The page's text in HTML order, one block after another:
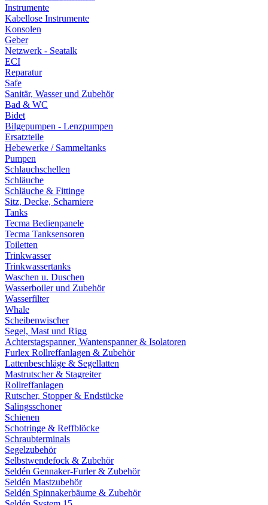
Instrumente
Kabellose Instrumente
Konsolen
Geber
Netzwerk - Seatalk
ECI
Reparatur
Safe
Sanitär, Wasser und Zubehör
Bad & WC
Bidet
Bilgepumpen - Lenzpumpen
Ersatzteile
Hebewerke / Sammeltanks
Pumpen
Schlauchschellen
Schläuche
Schläuche & Fittinge
Sitz, Decke, Scharniere
Tanks
Tecma Bedienpanele
Tecma Tanksensoren
Toiletten
Trinkwasser
Trinkwassertanks
Waschen u. Duschen
Wasserboiler und Zubehör
Wasserfilter
Whale
Scheibenwischer
Segel, Mast und Rigg
Achterstagspanner, Wantenspanner & Isolatoren
Furlex Rollreffanlagen & Zubehör
Lattenbeschläge & Segellatten
Mastrutscher & Stagreiter
Rollreffanlagen
Rutscher, Stopper & Endstücke
Salingsschoner
Schienen
Schotringe & Reffblöcke
Schraubterminals
Segelzubehör
Selbstwendefock & Zubehör
Seldén Gennaker-Furler & Zubehör
Seldén Mastzubehör
Seldén Spinnakerbäume & Zubehör